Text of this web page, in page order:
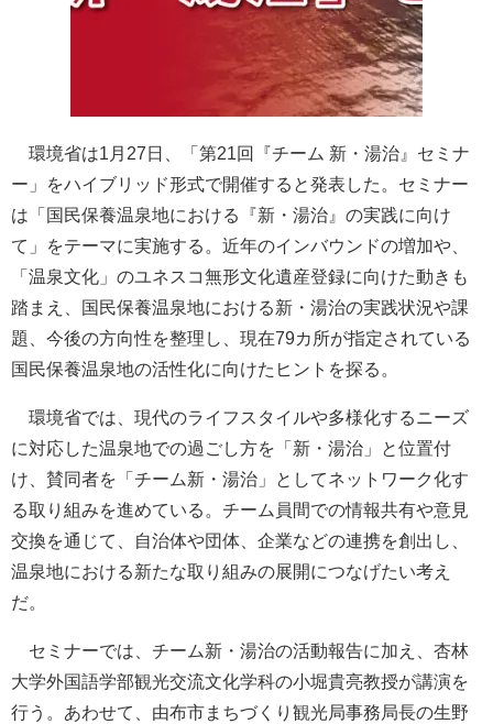
環境省は1月27日、「第21回『チーム 新・湯治』セミナ
ー」をハイブリッド形式で開催すると発表した。セミナー
は「国民保養温泉地における『新・湯治』の実践に向け
て」をテーマに実施する。近年のインバウンドの増加や、
「温泉文化」のユネスコ無形文化遺産登録に向けた動きも
踏まえ、国民保養温泉地における新・湯治の実践状況や課
題、今後の方向性を整理し、現在79カ所が指定されている
国民保養温泉地の活性化に向けたヒントを探る。
環境省では、現代のライフスタイルや多様化するニーズ
に対応した温泉地での過ごし方を「新・湯治」と位置付
け、賛同者を「チーム新・湯治」としてネットワーク化す
る取り組みを進めている。チーム員間での情報共有や意見
交換を通じて、自治体や団体、企業などの連携を創出し、
温泉地における新たな取り組みの展開につなげたい考え
だ。
セミナーでは、チーム新・湯治の活動報告に加え、杏林
大学外国語学部観光交流文化学科の小堀貴亮教授が講演を
行う。あわせて、由布市まちづくり観光局事務局長の生野